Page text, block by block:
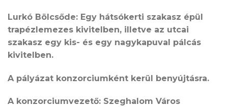
Lurkó Bölcsőde: Egy hátsókerti szakasz épül
trapézlemezes kivitelben, illetve az utcai
szakasz egy kis- és egy nagykapuval pálcás
kivitelben.
A pályázat konzorciumként kerül benyújtásra.
A konzorciumvezető: Szeghalom Város